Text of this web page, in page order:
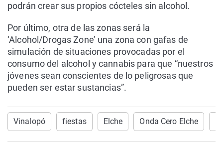
podrán crear sus propios cócteles sin alcohol.
Por último, otra de las zonas será la
‘Alcohol/Drogas Zone’ una zona con gafas de
simulación de situaciones provocadas por el
consumo del alcohol y cannabis para que “nuestros
jóvenes sean conscientes de lo peligrosas que
pueden ser estar sustancias”.
Vinalopó fiestas Elche Onda Cero Elche